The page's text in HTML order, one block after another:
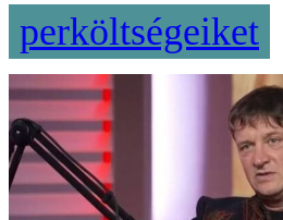
perköltségeiket